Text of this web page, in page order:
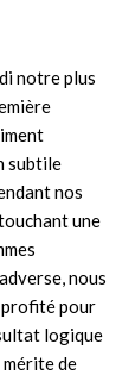
notre plus
subtile
nos
une
nous
profité pour
logique
de